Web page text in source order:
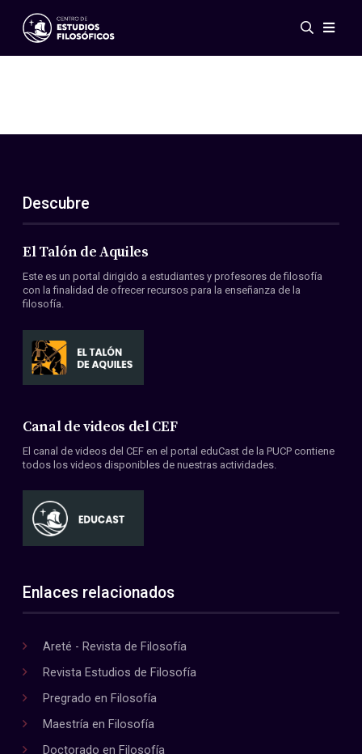
Eventos
ES
EN
Acerca de nosotros
Miembros
Convenios
Descubre
El Talón de Aquiles
Este es un portal dirigido a estudiantes y profesores de filosofía
con la finalidad de ofrecer recursos para la enseñanza de la
filosofía.
Canal de videos del CEF
El canal de videos del CEF en el portal eduCast de la PUCP contiene
todos los videos disponibles de nuestras actividades.
Enlaces relacionados
Areté - Revista de Filosofía
Revista Estudios de Filosofía
Pregrado en Filosofía
Maestría en Filosofía
Doctorado en Filosofía